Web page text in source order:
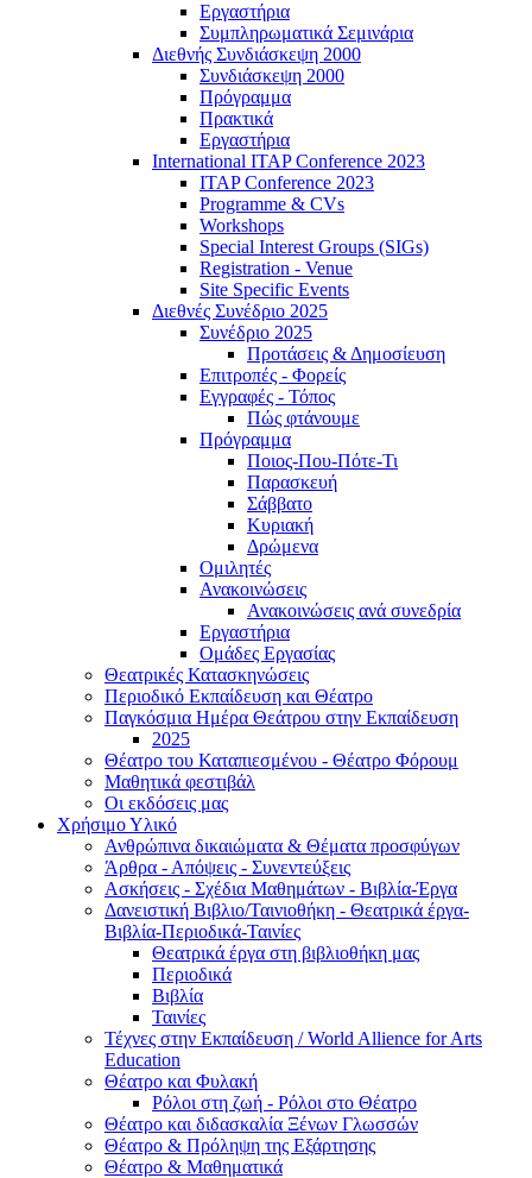
Εργαστήρια
Συμπληρωματικά Σεμινάρια
Διεθνής Συνδιάσκεψη 2000
Συνδιάσκεψη 2000
Πρόγραμμα
Πρακτικά
Εργαστήρια
International ITAP Conference 2023
ITAP Conference 2023
Programme & CVs
Workshops
Special Interest Groups (SIGs)
Registration - Venue
Site Specific Events
Διεθνές Συνέδριο 2025
Συνέδριο 2025
Προτάσεις & Δημοσίευση
Επιτροπές - Φορείς
Εγγραφές - Τόπος
Πώς φτάνουμε
Πρόγραμμα
Ποιος-Που-Πότε-Τι
Παρασκευή
Σάββατο
Κυριακή
Δρώμενα
Ομιλητές
Ανακοινώσεις
Ανακοινώσεις ανά συνεδρία
Εργαστήρια
Ομάδες Εργασίας
Θεατρικές Κατασκηνώσεις
Περιοδικό Εκπαίδευση και Θέατρο
Παγκόσμια Ημέρα Θεάτρου στην Εκπαίδευση
2025
Θέατρο του Καταπιεσμένου - Θέατρο Φόρουμ
Μαθητικά φεστιβάλ
Οι εκδόσεις μας
Χρήσιμο Υλικό
Ανθρώπινα δικαιώματα & Θέματα προσφύγων
Άρθρα - Απόψεις - Συνεντεύξεις
Ασκήσεις - Σχέδια Μαθημάτων - Βιβλία-Έργα
Δανειστική Βιβλιο/Ταινιοθήκη - Θεατρικά έργα-
Βιβλία-Περιοδικά-Ταινίες
Θεατρικά έργα στη βιβλιοθήκη μας
Περιοδικά
Βιβλία
Ταινίες
Τέχνες στην Εκπαίδευση / World Allience for Arts
Education
Θέατρο και Φυλακή
Ρόλοι στη ζωή - Ρόλοι στο Θέατρο
Θέατρο και διδασκαλία Ξένων Γλωσσών
Θέατρο & Πρόληψη της Εξάρτησης
Θέατρο & Μαθηματικά